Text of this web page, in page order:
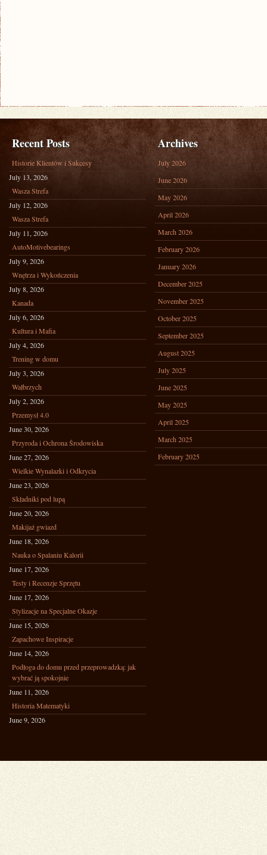
Recent Posts
Historie Klientów i Sukcesy
July 13, 2026
Wasza Strefa
July 12, 2026
Wasza Strefa
July 11, 2026
AutoMotivebearings
July 9, 2026
Wnętrza i Wykończenia
July 8, 2026
Kanada
July 6, 2026
Kultura i Mafia
July 4, 2026
Trening w domu
July 3, 2026
Wałbrzych
July 2, 2026
Przemysł 4.0
June 30, 2026
Przyroda i Ochrona Środowiska
June 27, 2026
Wielkie Wynalazki i Odkrycia
June 23, 2026
Składniki pod lupą
June 20, 2026
Makijaż gwiazd
June 18, 2026
Nauka o Spalaniu Kalorii
June 17, 2026
Testy i Recenzje Sprzętu
June 17, 2026
Stylizacje na Specjalne Okazje
June 15, 2026
Zapachowe Inspiracje
June 14, 2026
Podłoga do domu przed przeprowadzką: jak
wybrać ją spokojnie
June 11, 2026
Historia Matematyki
June 9, 2026
Archives
July 2026
June 2026
May 2026
April 2026
March 2026
February 2026
January 2026
December 2025
November 2025
October 2025
September 2025
August 2025
July 2025
June 2025
May 2025
April 2025
March 2025
February 2025